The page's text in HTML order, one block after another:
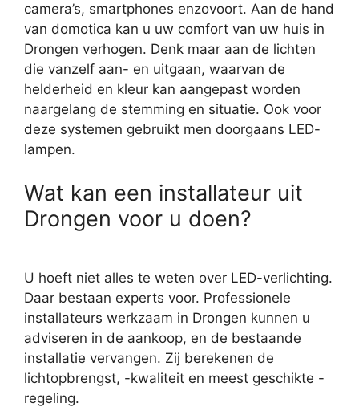
camera’s, smartphones enzovoort. Aan de hand
van domotica kan u uw comfort van uw huis in
Drongen verhogen. Denk maar aan de lichten
die vanzelf aan- en uitgaan, waarvan de
helderheid en kleur kan aangepast worden
naargelang de stemming en situatie. Ook voor
deze systemen gebruikt men doorgaans LED-
lampen.
Wat kan een installateur uit
Drongen voor u doen?
U hoeft niet alles te weten over LED-verlichting.
Daar bestaan experts voor. Professionele
installateurs werkzaam in Drongen kunnen u
adviseren in de aankoop, en de bestaande
installatie vervangen. Zij berekenen de
lichtopbrengst, -kwaliteit en meest geschikte -
regeling.